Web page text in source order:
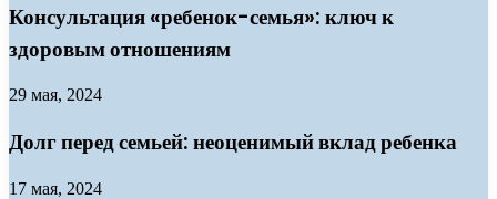
Консультация «ребенок-семья»: ключ к
здоровым отношениям
29 мая, 2024
Долг перед семьей: неоценимый вклад ребенка
17 мая, 2024